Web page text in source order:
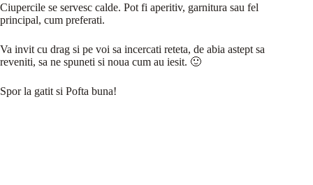
Ciupercile se servesc calde. Pot fi aperitiv, garnitura sau fel
principal, cum preferati.
Va invit cu drag si pe voi sa incercati reteta, de abia astept sa
reveniti, sa ne spuneti si noua cum au iesit. 🙂
Spor la gatit si Pofta buna!